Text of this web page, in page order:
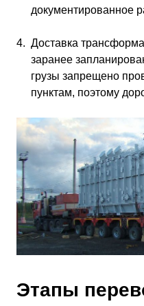
документированное
Доставка
заранее
грузы запрещено
пунктам, поэтому
Этапы